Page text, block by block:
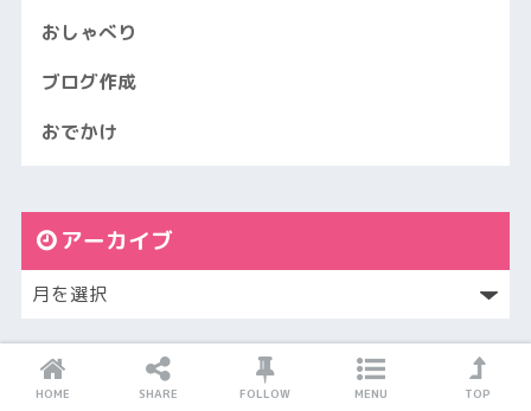
おしゃべり
ブログ作成
おでかけ
アーカイブ
おすすめサイト
HOME SHARE FOLLOW MENU TOP